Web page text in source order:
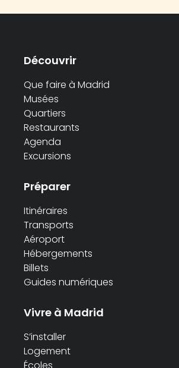
Découvrir
Que faire à Madrid
Musées
Quartiers
Restaurants
Agenda
Excursions
Préparer
Itinéraires
Transports
Aéroport
Hébergements
Billets
Guides numériques
Vivre à Madrid
S’installer
Logement